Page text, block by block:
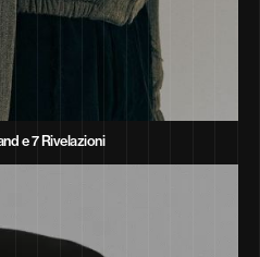
e 7 Rivelazioni